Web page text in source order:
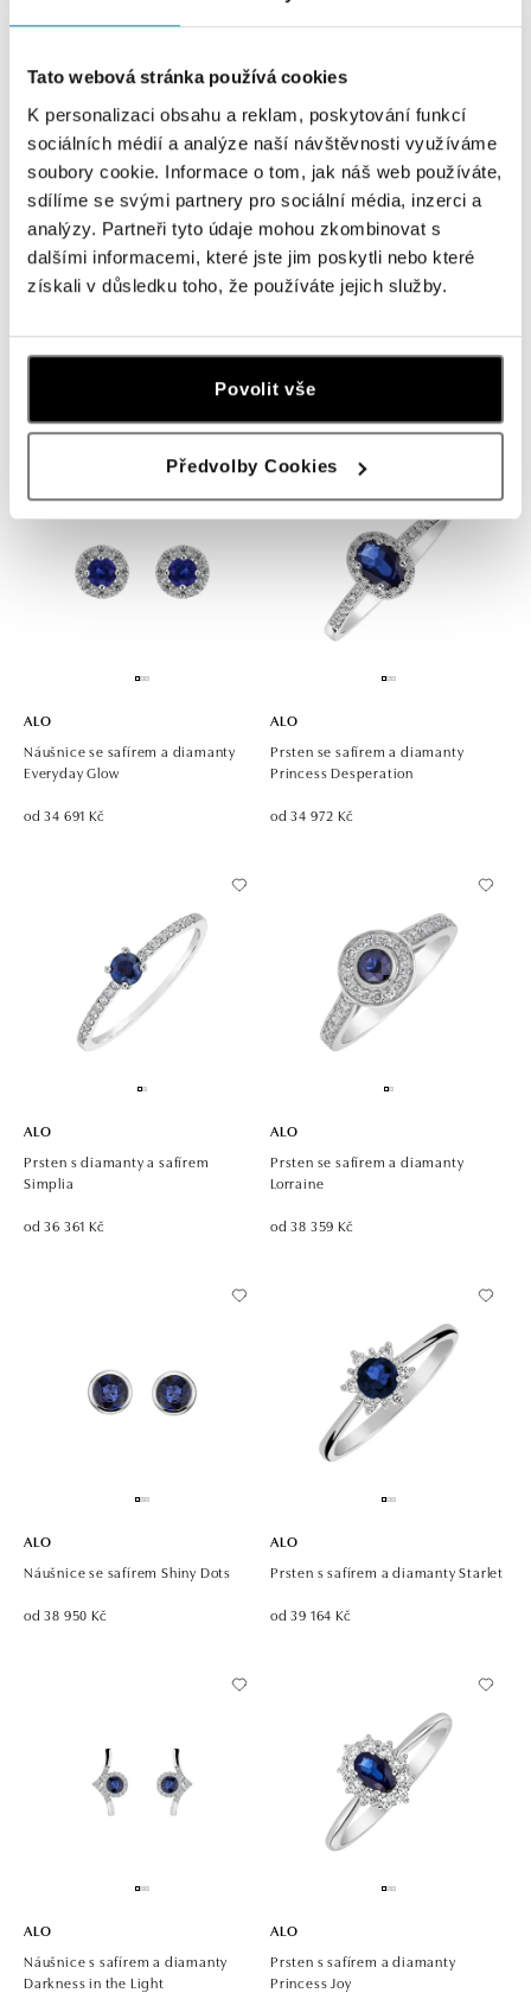
Tato webová stránka používá cookies
K personalizaci obsahu a reklam, poskytování funkcí
sociálních médií a analýze naší návštěvnosti využíváme
soubory cookie. Informace o tom, jak náš web používáte,
sdílíme se svými partnery pro sociální média, inzerci a
analýzy. Partneři tyto údaje mohou zkombinovat s
dalšími informacemi, které jste jim poskytli nebo které
získali v důsledku toho, že používáte jejich služby.
Povolit vše
Předvolby Cookies
Náhrdelník se safírem a diamanty
Royal Aurora
Náušnice s safírem a diamanty
Fairytale Gentility
ALO
Náušnice se safírem a diamanty
Everyday Glow
od 34 691 Kč
ALO
Prsten se safírem a diamanty
Princess Desperation
od 34 972 Kč
ALO
Prsten s diamanty a safírem
Simplia
od 36 361 Kč
ALO
Prsten se safírem a diamanty
Lorraine
od 38 359 Kč
ALO
Náušnice se safírem Shiny Dots
od 38 950 Kč
ALO
Prsten s safírem a diamanty Starlet
od 39 164 Kč
ALO
Náušnice s safírem a diamanty
Darkness in the Light
ALO
Prsten s safírem a diamanty
Princess Joy